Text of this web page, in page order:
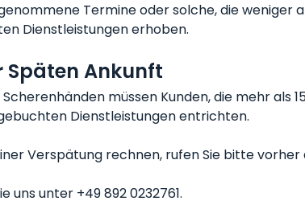
Termine oder solche, die weniger
Dienstleistungen erhoben.
Späten Ankunft
müssen Kunden, die mehr als
Dienstleistungen entrichten.
Verspätung rechnen, rufen Sie bitte
uns unter +49 892 0232761.